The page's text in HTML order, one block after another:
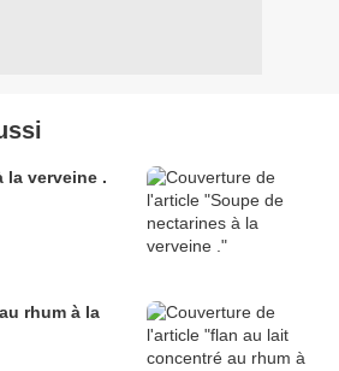
la verveine .
rhum à la